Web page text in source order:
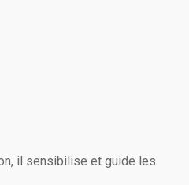
il sensibilise et guide les